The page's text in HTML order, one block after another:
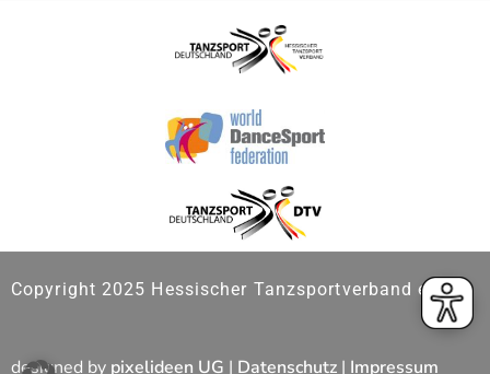
Copyright 2025 Hessischer Tanzsportverband e.V.
designed by pixelideen UG | Datenschutz | Impressum